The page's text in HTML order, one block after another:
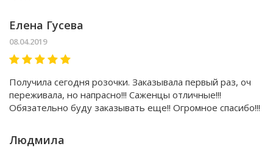
Елена Гусева
08.04.2019
Получила сегодня розочки. Заказывала первый раз, оч
переживала, но напрасно!!! Саженцы отличные!!!
Обязательно буду заказывать еще!! Огромное спасибо!!!
Людмила